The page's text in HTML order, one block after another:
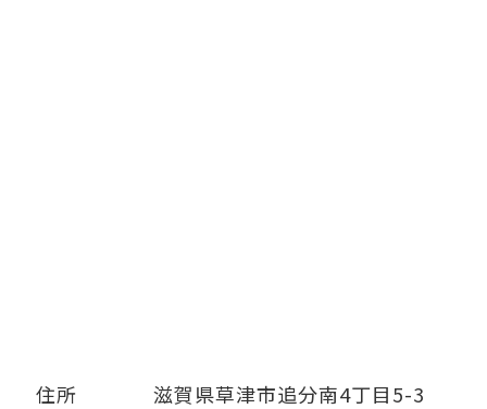
住所
滋賀県草津市追分南4丁目5-3